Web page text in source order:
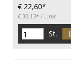
€ 22,60*
€ 30,13* / Liter
St.